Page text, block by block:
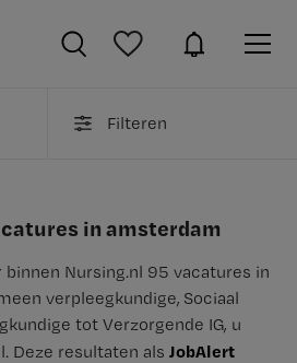
Filteren
in amsterdam
Nursing.nl 95 vacatures in
verpleegkundige, Sociaal
tot Verzorgende IG, u
Deze resultaten als JobAlert